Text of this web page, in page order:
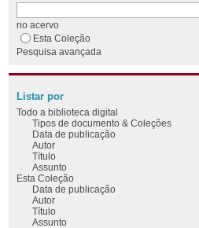
no acervo
Esta Coleção
Pesquisa avançada
Listar por
Todo a biblioteca digital
Tipos de documento & Coleções
Data de publicação
Autor
Título
Assunto
Esta Coleção
Data de publicação
Autor
Título
Assunto